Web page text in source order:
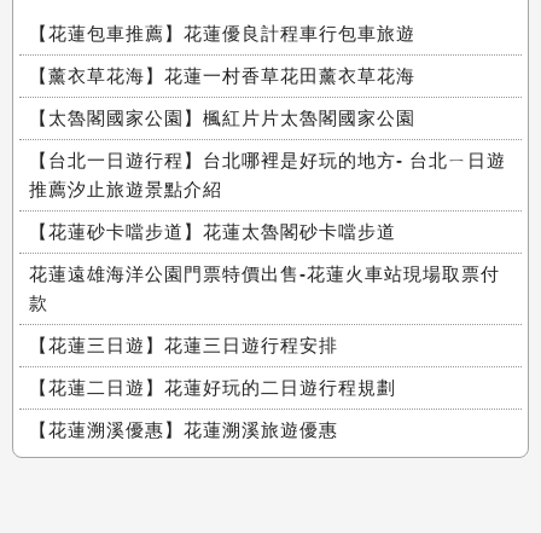
【花蓮包車推薦】花蓮優良計程車行包車旅遊
【薰衣草花海】花蓮一村香草花田薰衣草花海
【太魯閣國家公園】楓紅片片太魯閣國家公園
【台北一日遊行程】台北哪裡是好玩的地方- 台北ㄧ日遊
推薦汐止旅遊景點介紹
【花蓮砂卡噹步道】花蓮太魯閣砂卡噹步道
花蓮遠雄海洋公園門票特價出售-花蓮火車站現場取票付
款
【花蓮三日遊】花蓮三日遊行程安排
【花蓮二日遊】花蓮好玩的二日遊行程規劃
【花蓮溯溪優惠】花蓮溯溪旅遊優惠